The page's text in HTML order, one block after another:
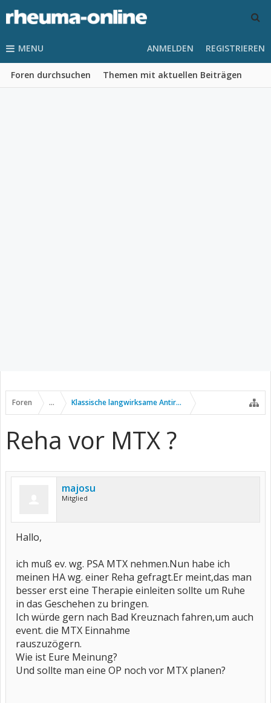
MENU
Foren durchsuchen Themen mit aktuellen Beiträgen
ANMELDEN REGISTRIEREN
Foren ... Klassische langwirksame Antirheumatika
Reha vor MTX ?
majosu
Mitglied
Hallo,
ich muß ev. wg. PSA MTX nehmen.Nun habe ich
meinen HA wg. einer Reha gefragt.Er meint,das man
besser erst eine Therapie einleiten sollte um Ruhe
in das Geschehen zu bringen.
Ich würde gern nach Bad Kreuznach fahren,um auch
event. die MTX Einnahme
rauszuzögern.
Wie ist Eure Meinung?
Und sollte man eine OP noch vor MTX planen?